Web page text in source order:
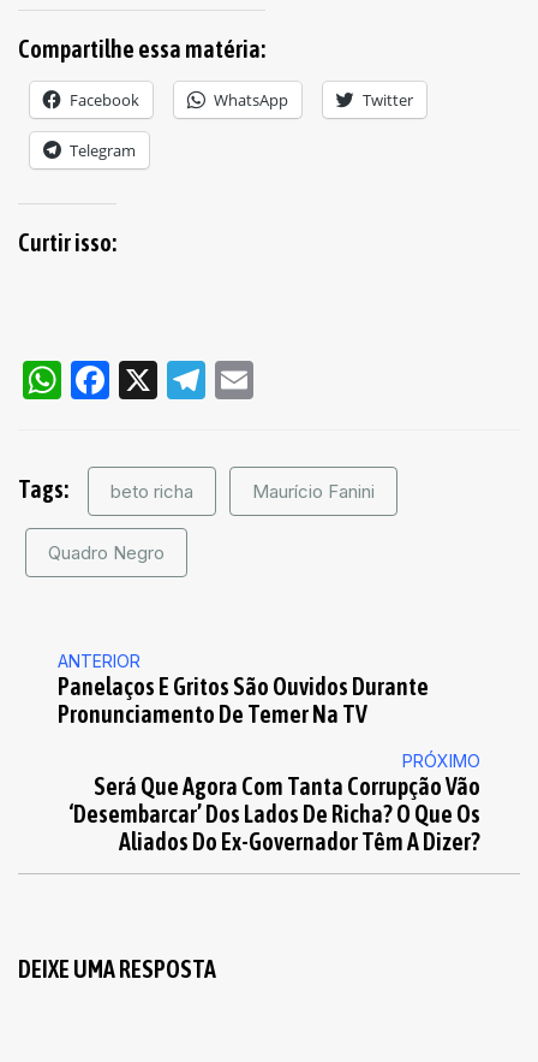
Compartilhe essa matéria:
Facebook WhatsApp Twitter
Telegram
Curtir isso:
WhatsApp
Facebook
X Telegram
Tags: beto richa Maurício Fanini
Quadro Negro
ANTERIOR
Panelaços E Gritos São Ouvidos Durante
Pronunciamento De Temer Na TV
PRÓXIMO
Será Que Agora Com Tanta Corrupção Vão
‘desembarcar’ Dos Lados De Richa? O Que Os
Aliados Do Ex-Governador Têm A Dizer?
DEIXE UMA RESPOSTA